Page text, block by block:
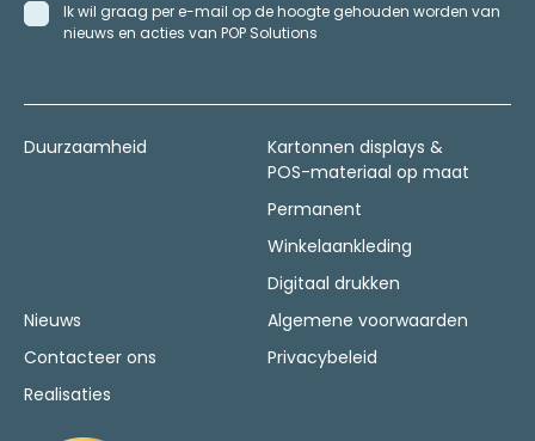
Ik wil graag per e-mail op de hoogte gehouden worden van
nieuws en acties van POP Solutions
Duurzaamheid
Kartonnen displays &
POS-materiaal op maat
Permanent
Winkelaankleding
Digitaal drukken
Nieuws
Contacteer ons
Realisaties
Algemene voorwaarden
Privacybeleid